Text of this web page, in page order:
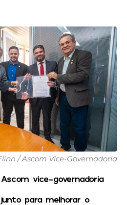
/ Ascom Vice-Governadoria
vice-governadoria
para melhorar o